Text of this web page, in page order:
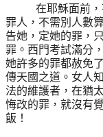
在耶穌面前
罪人，不需別人數
告她，定她的罪，
罪。西門考試滿分
她許多的罪都赦免
傳天國之道。女人
法的維護者，在猶
悔改的罪，就沒有
飯！